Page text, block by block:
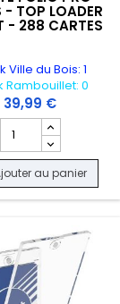
- 360 CARTES
GUARD
- TOP LOADER
- 288 CARTES
Ville du Bois: 1
Rambouillet: 0
39,99 €
Champ quantité du
au panier